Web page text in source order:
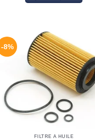
-8%
FILTRE À HUILE